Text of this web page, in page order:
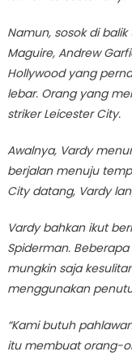
Namun, sosok di
Maguire, Andrew
Hollywood yang
lebar. Orang yang
striker Leicester City.
Awalnya, Vardy
berjalan menuju
City datang, Vardy
Vardy bahkan ikut
Spiderman.
mungkin saja
menggunakan
“Kami butuh
itu membuat orang-